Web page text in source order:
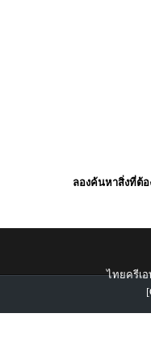
ลองค้นหาสิ่งที่ต้อ
ไทยครีเอ
[